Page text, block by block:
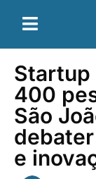
Startup
400
São
e